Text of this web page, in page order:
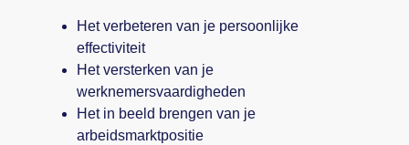
Het verbeteren van je persoonlijke
effectiviteit
Het versterken van je
werknemersvaardigheden
Het in beeld brengen van je
arbeidsmarktpositie